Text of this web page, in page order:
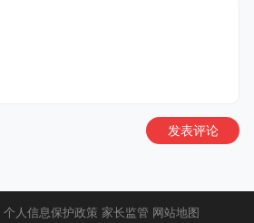
发表评论
个人信息保护政策 家长监管 网站地图